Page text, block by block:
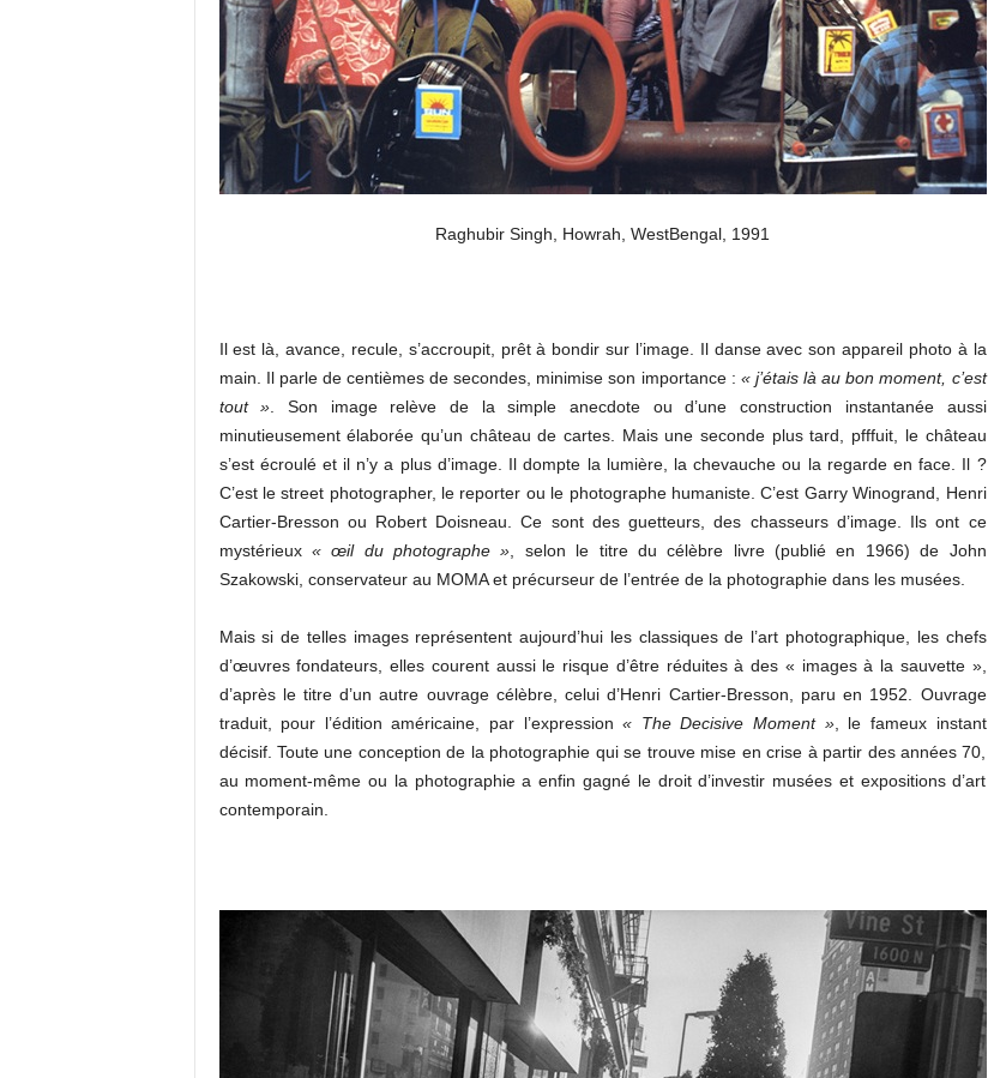
Raghubir Singh, Howrah, WestBengal, 1991
Il est là, avance, recule, s’accroupit, prêt à bondir sur l’image. Il danse avec son appareil photo à la
main. Il parle de centièmes de secondes, minimise son importance : « j’étais là au bon moment, c’est
tout » . Son image relève de la simple anecdote ou d’une construction instantanée aussi
minutieusement élaborée qu’un château de cartes. Mais une seconde plus tard, pfffuit, le château
s’est écroulé et il n’y a plus d’image. Il dompte la lumière, la chevauche ou la regarde en face. Il ?
C’est le street photographer, le reporter ou le photographe humaniste. C’est Garry Winogrand, Henri
Cartier-Bresson ou Robert Doisneau. Ce sont des guetteurs, des chasseurs d’image. Ils ont ce
mystérieux « œil du photographe » , selon le titre du célèbre livre (publié en 1966) de John
Szakowski, conservateur au MOMA et précurseur de l’entrée de la photographie dans les musées.
Mais si de telles images représentent aujourd’hui les classiques de l’art photographique, les chefs
d’œuvres fondateurs, elles courent aussi le risque d’être réduites à des « images à la sauvette »,
d’après le titre d’un autre ouvrage célèbre, celui d’Henri Cartier-Bresson, paru en 1952. Ouvrage
traduit, pour l’édition américaine, par l’expression« The Decisive Moment », le fameux instant
décisif. Toute une conception de la photographie qui se trouve mise en crise à partir des années 70,
au moment-même ou la photographie a enfin gagné le droit d’investir musées et expositions d’art
contemporain.